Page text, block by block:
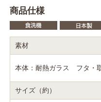
商品仕様
素材
本体：耐熱ガラス フタ・
サイズ（約）